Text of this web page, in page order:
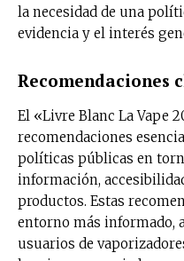
la necesidad de una
evidencia y el interés
Recomendaciones
El «Livre Blanc La Vape
recomendaciones
políticas públicas en
información,
productos. Estas
entorno más informado,
usuarios de